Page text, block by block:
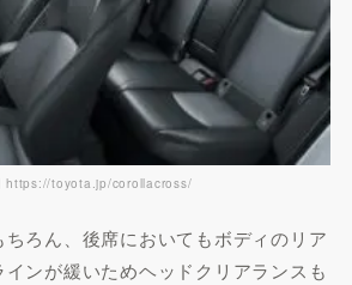
https://toyota.jp/corollacross/
ろん、後席においてもボディのリア
ンが緩いためヘッドクリアランスも